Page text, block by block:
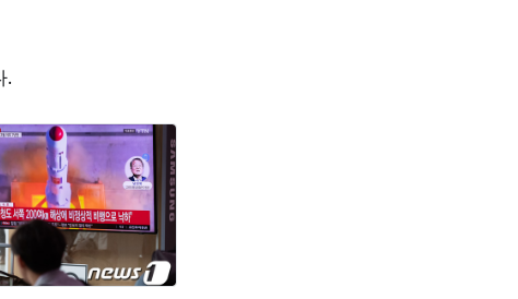
.